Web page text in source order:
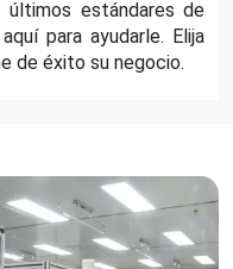
últimos estándares de
para ayudarle. Elija
de éxito su negocio.